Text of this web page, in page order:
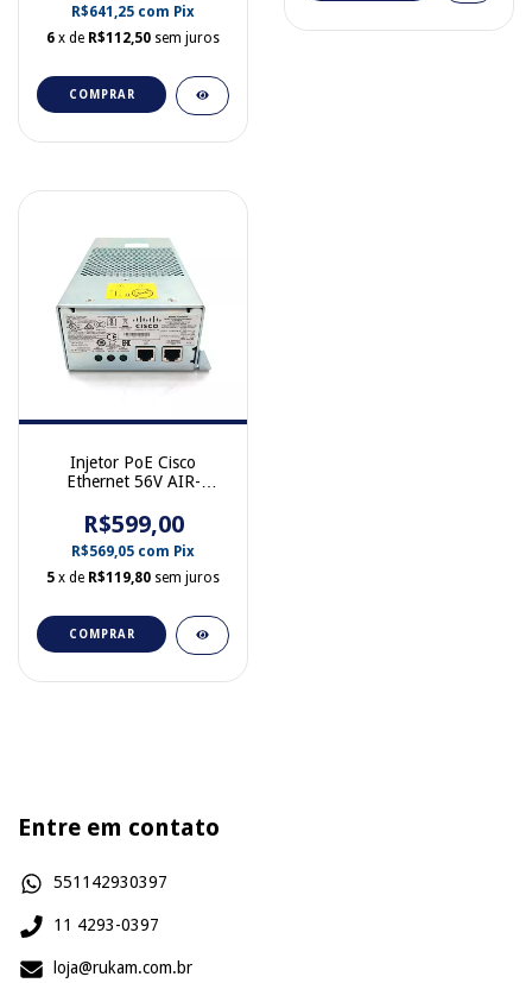
R$641,25 com Pix
6 x de R$112,50 sem juros
COMPRAR
Injetor PoE Cisco
Ethernet 56V AIR-
560(G)-C-R 341-0257-01
R$599,00
R$569,05 com Pix
5 x de R$119,80 sem juros
COMPRAR
Entre em contato
551142930397
11 4293-0397
loja@rukam.com.br